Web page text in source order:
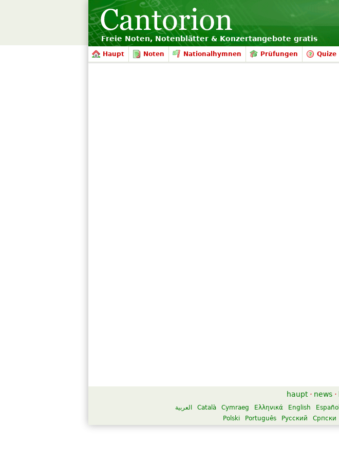
Freie Noten, Notenblätter & Konzertangebote gratis
Haupt Noten Nationalhymnen Prüfungen Quize
haupt · news ·
العربية Català Cymraeg Ελληνικά English Español
Polski
Português Русский Српски